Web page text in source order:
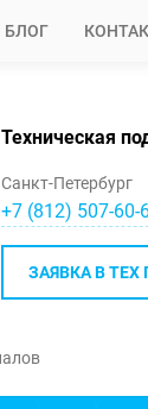
БЛОГ
Техническая
Санкт-Петербург
+7 (812) 507-60-
ЗАЯВКА В